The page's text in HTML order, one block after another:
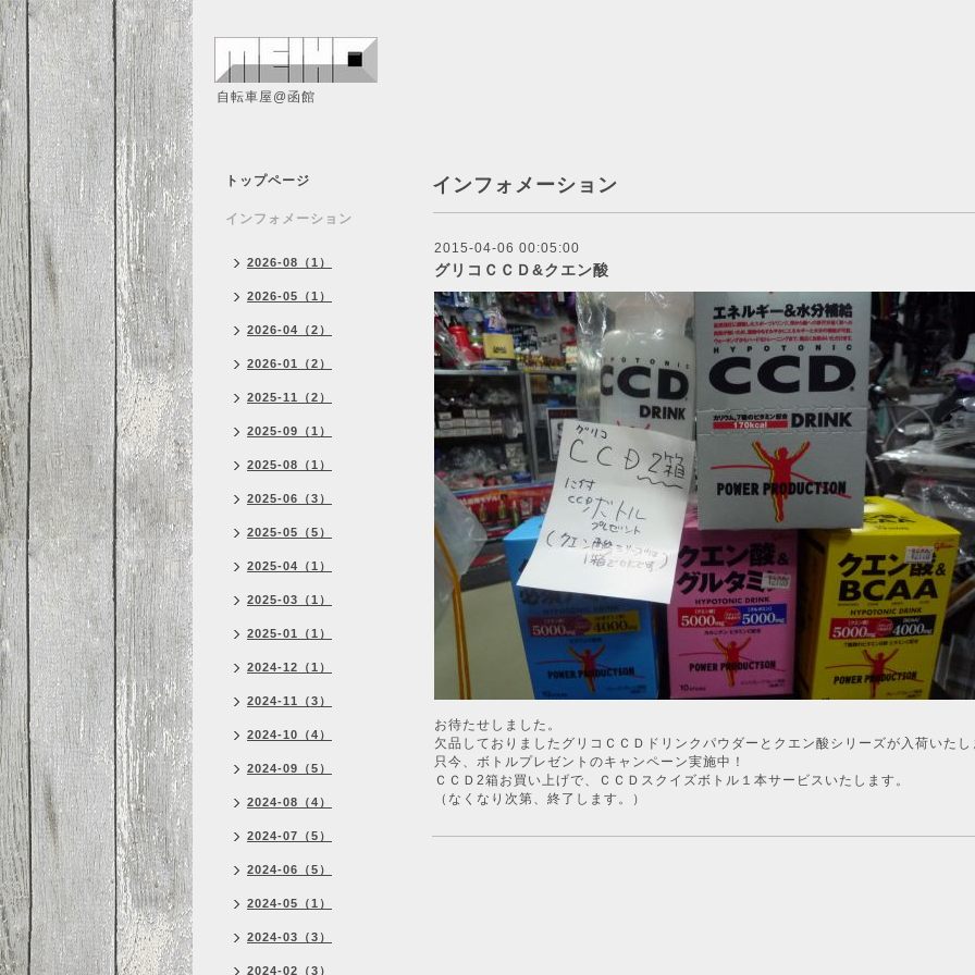
自転車屋@函館
インフォメーション
2015-04-06 00:05:00
グリコＣＣＤ&クエン酸
お待たせしました。
欠品しておりましたグリコＣＣＤドリンクパウダーとクエン酸シリーズが入荷いた
只今、ボトルプレゼントのキャンペーン実施中！
ＣＣＤ2箱お買い上げで、ＣＣＤスクイズボトル１本サービスいたします。
（なくなり次第、終了します。）
トップページ
インフォメーション
2026-08（1）
2026-05（1）
2026-04（2）
2026-01（2）
2025-11（2）
2025-09（1）
2025-08（1）
2025-06（3）
2025-05（5）
2025-04（1）
2025-03（1）
2025-01（1）
2024-12（1）
2024-11（3）
2024-10（4）
2024-09（5）
2024-08（4）
2024-07（5）
2024-06（5）
2024-05（1）
2024-03（3）
2024-02（3）